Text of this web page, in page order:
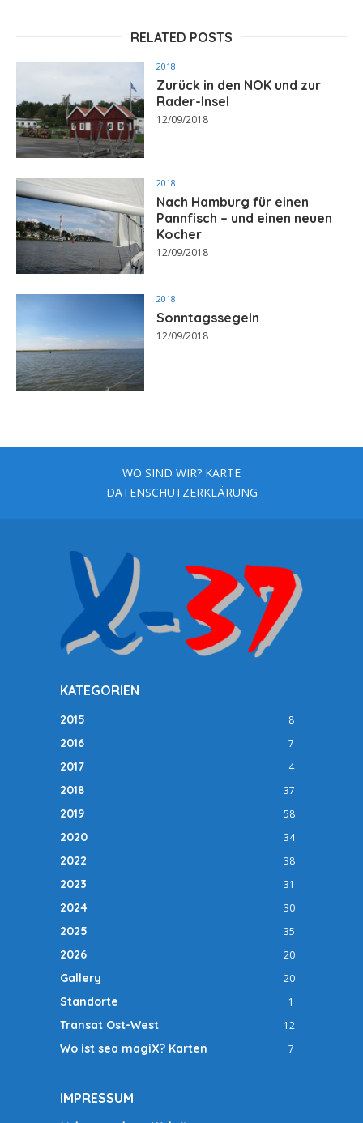
RELATED POSTS
2018
Zurück in den NOK und zur
Rader-Insel
12/09/2018
2018
Nach Hamburg für einen
Pannfisch – und einen neuen
Kocher
12/09/2018
2018
Sonntagssegeln
12/09/2018
WO SIND WIR? KARTE
DATENSCHUTZERKLÄRUNG
KATEGORIEN
2015 8
2016 7
2017 4
2018 37
2019 58
2020 34
2022 38
2023 31
2024 30
2025 35
2026 20
Gallery 20
Standorte 1
Transat Ost-West 12
Wo ist sea magiX? Karten 7
IMPRESSUM